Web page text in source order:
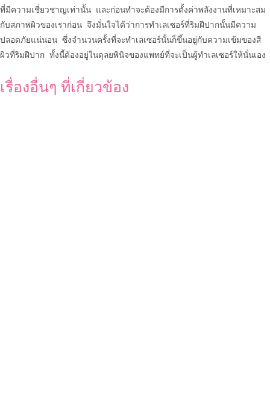
ที่มีความเชี่ยวชาญเท่านั้น และก่อนทำจะต้องมีการตั้งค่าพลังงานที่เหมาะสม
กับสภาพผิวของเราก่อน จึงมั่นใจได้ว่าการทำเลเซอร์ที่ริมฝีปากนั้นมีความ
ปลอดภัยแน่นอน ซึ่งจำนวนครั้งที่จะทำเลเซอร์นั้นก็ขึ้นอยู่กับความเข้มของสี
ผิวที่ริมฝีปาก ทั้งนี้ต้องอยู่ในดุลยพินิจของแพทย์ที่จะเป็นผู้ทำเลเซอร์ให้นั่นเอง
เรื่องอื่นๆ ที่เกี่ยวข้อง